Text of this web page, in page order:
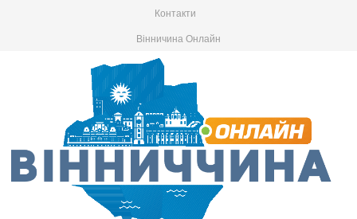
Контакти
Вінничина Онлайн